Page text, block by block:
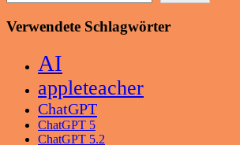
Verwendete Schlagwörter
AI
appleteacher
ChatGPT
ChatGPT 5
ChatGPT 5.2